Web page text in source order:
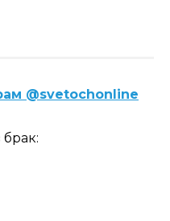
@svetochonline